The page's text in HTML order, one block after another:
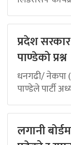
प्रदेश
पाण्डेको प्रश्न
धनगढी/ नेकपा
पाण्डेले पार्टी
लगानी